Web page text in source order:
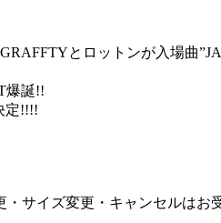
とロットンが入場曲
爆誕!!
定!!!!
サイズ変更・キャンセルはお